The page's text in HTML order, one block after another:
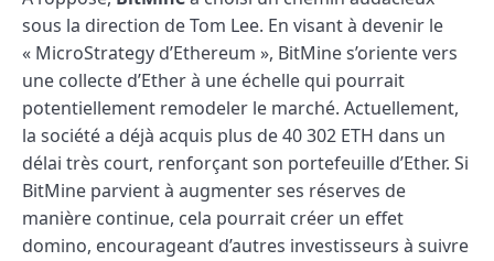
sous la direction de Tom Lee. En visant à devenir le
« MicroStrategy d’Ethereum », BitMine s’oriente vers
une collecte d’Ether à une échelle qui pourrait
potentiellement remodeler le marché. Actuellement,
la société a déjà acquis plus de 40 302 ETH dans un
délai très court, renforçant son portefeuille d’Ether. Si
BitMine parvient à augmenter ses réserves de
manière continue, cela pourrait créer un effet
domino, encourageant d’autres investisseurs à suivre